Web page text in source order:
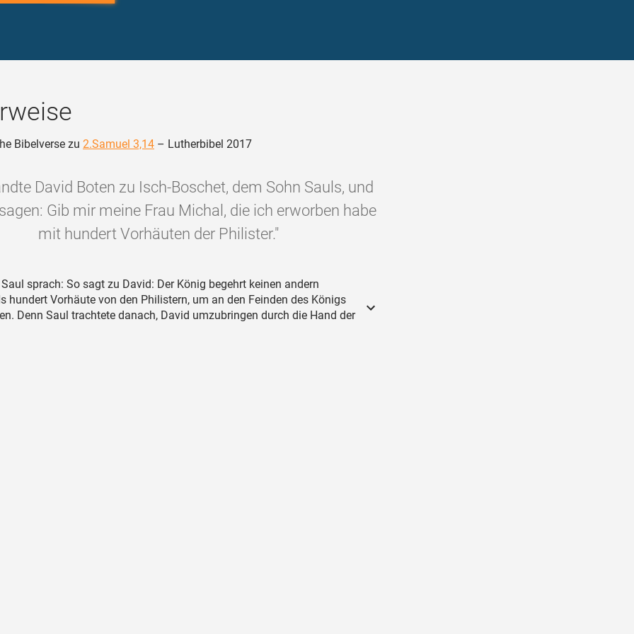
Bibelverse zu 2.Samuel 3,14 – Lutherbibel 2017
David Boten zu Isch-Boschet, dem Sohn Sauls, und
Gib mir meine Frau Michal, die ich erworben habe
mit hundert Vorhäuten der Philister."
Saul sprach: So sagt zu David: Der König begehrt keinen andern
hundert Vorhäute von den Philistern, um an den Feinden des Königs
Denn Saul trachtete danach, David umzubringen durch die Hand der